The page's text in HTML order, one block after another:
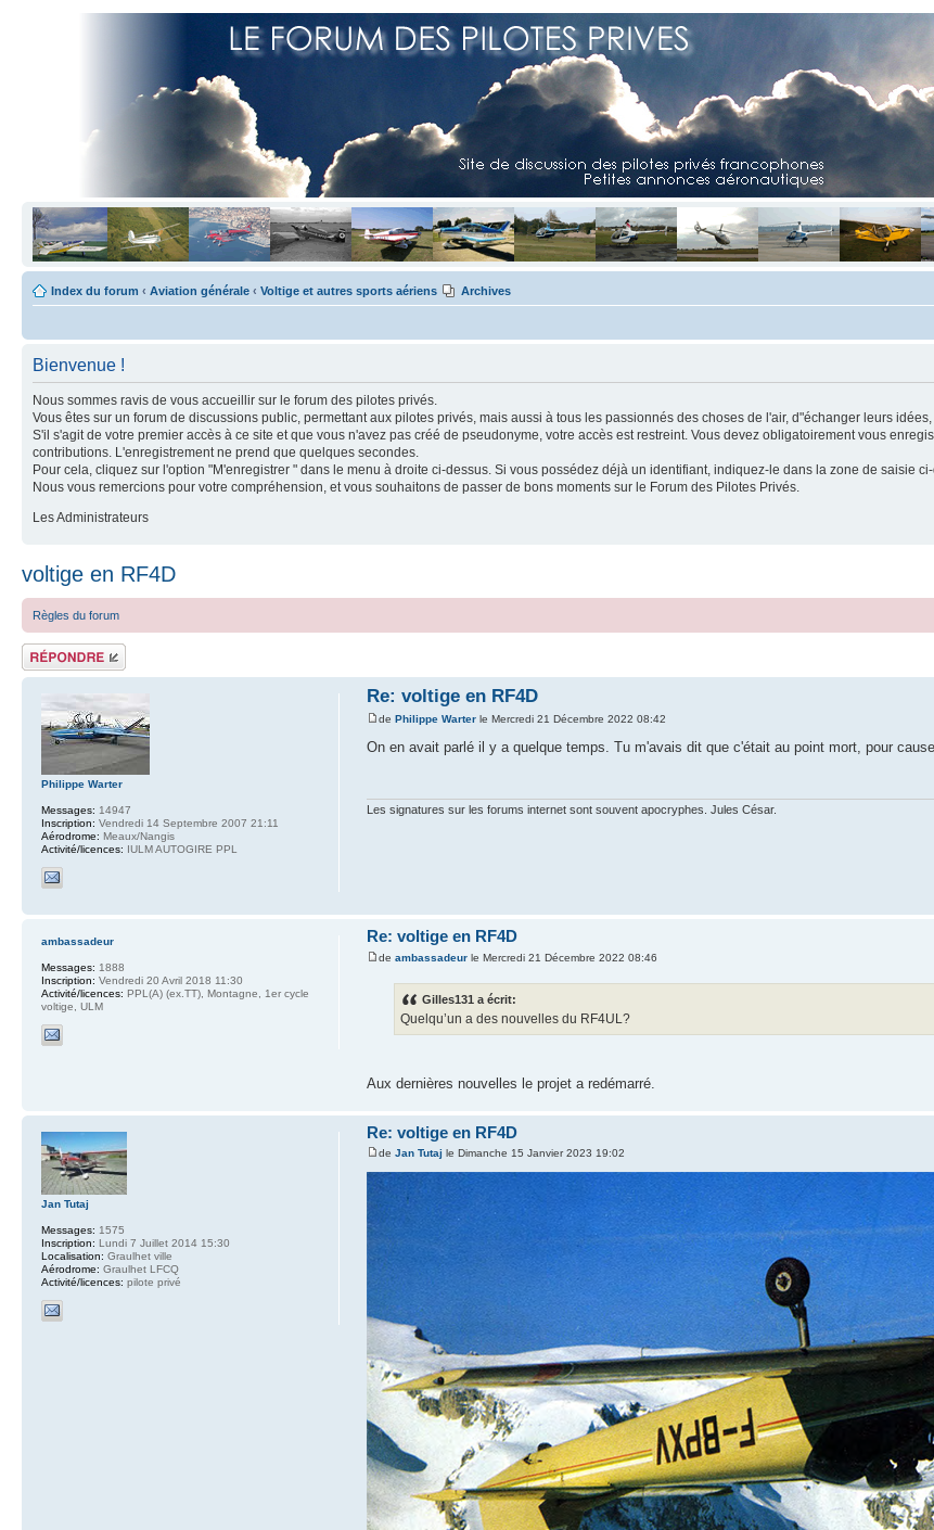
Index du forum ‹ Aviation générale ‹ Voltige et autres sports aériens Archives
Bienvenue !
Nous sommes ravis de vous accueillir sur le forum des pilotes privés.
Vous êtes sur un forum de discussions public, permettant aux pilotes privés, mais aussi à tous les passionnés des choses de l'air, d"échanger leurs
S'il s'agit de votre premier accès à ce site et que vous n'avez pas créé de pseudonyme, votre accès est restreint. Vous devez obligatoirement vous
contributions. L'enregistrement ne prend que quelques secondes.
Pour cela, cliquez sur l'option "M'enregistrer " dans le menu à droite ci-dessus. Si vous possédez déjà un identifiant, indiquez-le dans la zone de saisie
Nous vous remercions pour votre compréhension, et vous souhaitons de passer de bons moments sur le Forum des Pilotes Privés.
Les Administrateurs
voltige en RF4D
Règles du forum
Répondre
Re: voltige en RF4D
dePhilippe Warter le Mercredi 21 Décembre 2022 08:42
On en avait parlé il y a quelque temps. Tu m'avais dit que c'était au point mort, pour
Les signatures sur les forums internet sont souvent apocryphes. Jules César.
Philippe Warter
Messages: 14947
Inscription: Vendredi 14 Septembre 2007 21:11
Aérodrome: Meaux/Nangis
Activité/licences: IULM AUTOGIRE PPL
Re: voltige en RF4D
deambassadeur le Mercredi 21 Décembre 2022 08:46
Gilles131 a écrit:
Quelqu’un a des nouvelles du RF4UL?
Aux dernières nouvelles le projet a redémarré.
ambassadeur
Messages: 1888
Inscription: Vendredi 20 Avril 2018 11:30
Activité/licences: PPL(A) (ex.TT), Montagne, 1er cycle
voltige, ULM
Re: voltige en RF4D
deJan Tutaj le Dimanche 15 Janvier 2023 19:02
Jan Tutaj
Messages: 1575
Inscription: Lundi 7 Juillet 2014 15:30
Localisation: Graulhet ville
Aérodrome: Graulhet LFCQ
Activité/licences: pilote privé